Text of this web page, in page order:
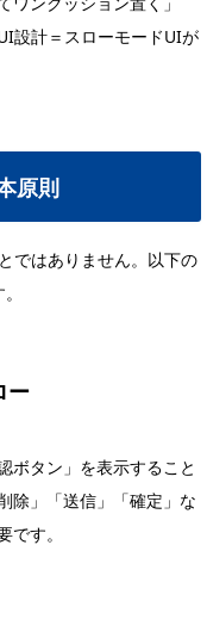
設計＝スローモードUIが
原則
ではありません。以下の
ー
ボタン」を表示すること
除」「送信」「確定」な
す。